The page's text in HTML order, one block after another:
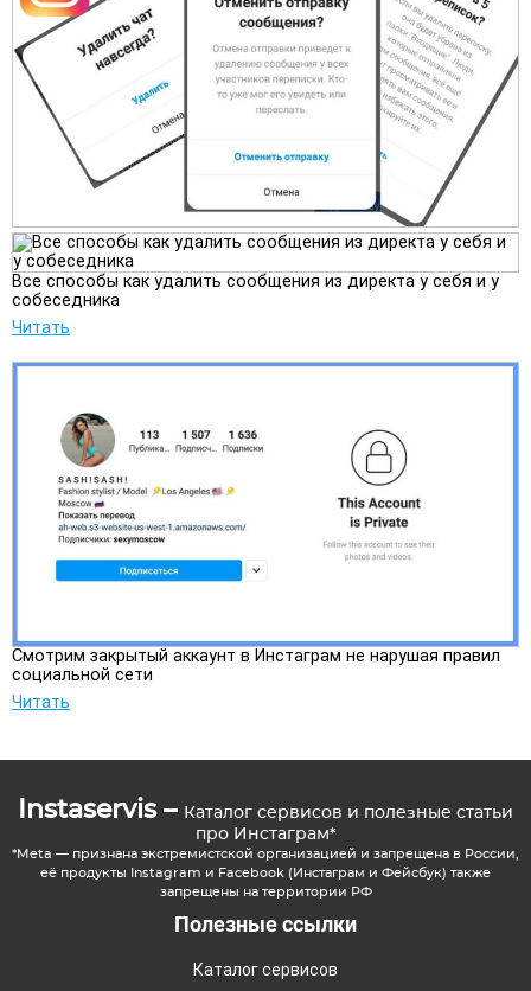
Все способы как удалить сообщения из директа у себя и у
собеседника
Читать
Смотрим закрытый аккаунт в Инстаграм не нарушая правил
социальной сети
Читать
Instaservis – Каталог сервисов и полезные статьи
про Инстаграм*
*Meta — признана экстремистской организацией и запрещена в России,
её продукты Instagram и Facebook (Инстаграм и Фейсбук) также
запрещены на территории РФ
Полезные ссылки
Каталог сервисов